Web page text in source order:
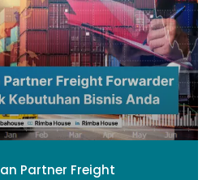
Partner Freight